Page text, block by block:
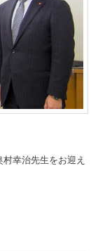
幸治先生をお迎え